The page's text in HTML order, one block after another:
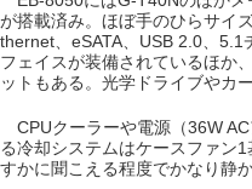
が搭載済み。ほぼ手のひらサイ
thernet、eSATA、USB 2.0、5.1
フェイスが装備されているほか
ットもある。光学ドライブやカ
CPUクーラーや電源（36W
る冷却システムはケースファン
すかに聞こえる程度でかなり静か